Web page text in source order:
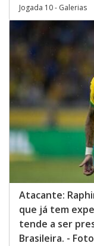
Jogada 10 - Galerias
Atacante:
que já tem
tende a ser
Brasileira. -